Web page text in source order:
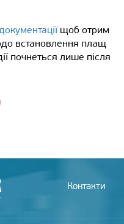
щоб отрим
встановлення плащ
почнеться лише після
Контакти